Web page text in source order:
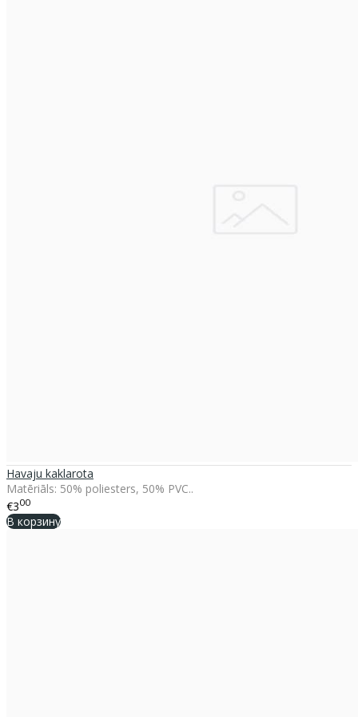
Havaju kaklarota
Matēriāls: 50% poliesters, 50% PVC..
€300
В корзину